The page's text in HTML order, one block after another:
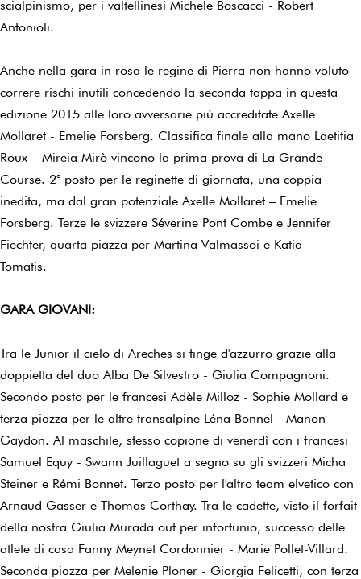
scialpinismo, per i valtellinesi Michele Boscacci - Robert
Antonioli.
Anche nella gara in rosa le regine di Pierra non hanno voluto
correre rischi inutili concedendo la seconda tappa in questa
edizione 2015 alle loro avversarie più accreditate Axelle
Mollaret - Emelie Forsberg. Classifica finale alla mano Laetitia
Roux – Mireia Mirò vincono la prima prova di La Grande
Course. 2° posto per le reginette di giornata, una coppia
inedita, ma dal gran potenziale Axelle Mollaret – Emelie
Forsberg. Terze le svizzere Séverine Pont Combe e Jennifer
Fiechter, quarta piazza per Martina Valmassoi e Katia
Tomatis.
GARA GIOVANI:
Tra le Junior il cielo di Areches si tinge d'azzurro grazie alla
doppietta del duo Alba De Silvestro - Giulia Compagnoni.
Secondo posto per le francesi Adèle Milloz - Sophie Mollard e
terza piazza per le altre transalpine Léna Bonnel - Manon
Gaydon. Al maschile, stesso copione di venerdì con i francesi
Samuel Equy - Swann Juillaguet a segno su gli svizzeri Micha
Steiner e Rémi Bonnet. Terzo posto per l'altro team elvetico con
Arnaud Gasser e Thomas Corthay. Tra le cadette, visto il forfait
della nostra Giulia Murada out per infortunio, successo delle
atlete di casa Fanny Meynet Cordonnier - Marie Pollet-Villard.
Seconda piazza per Melenie Ploner - Giorgia Felicetti, con terza